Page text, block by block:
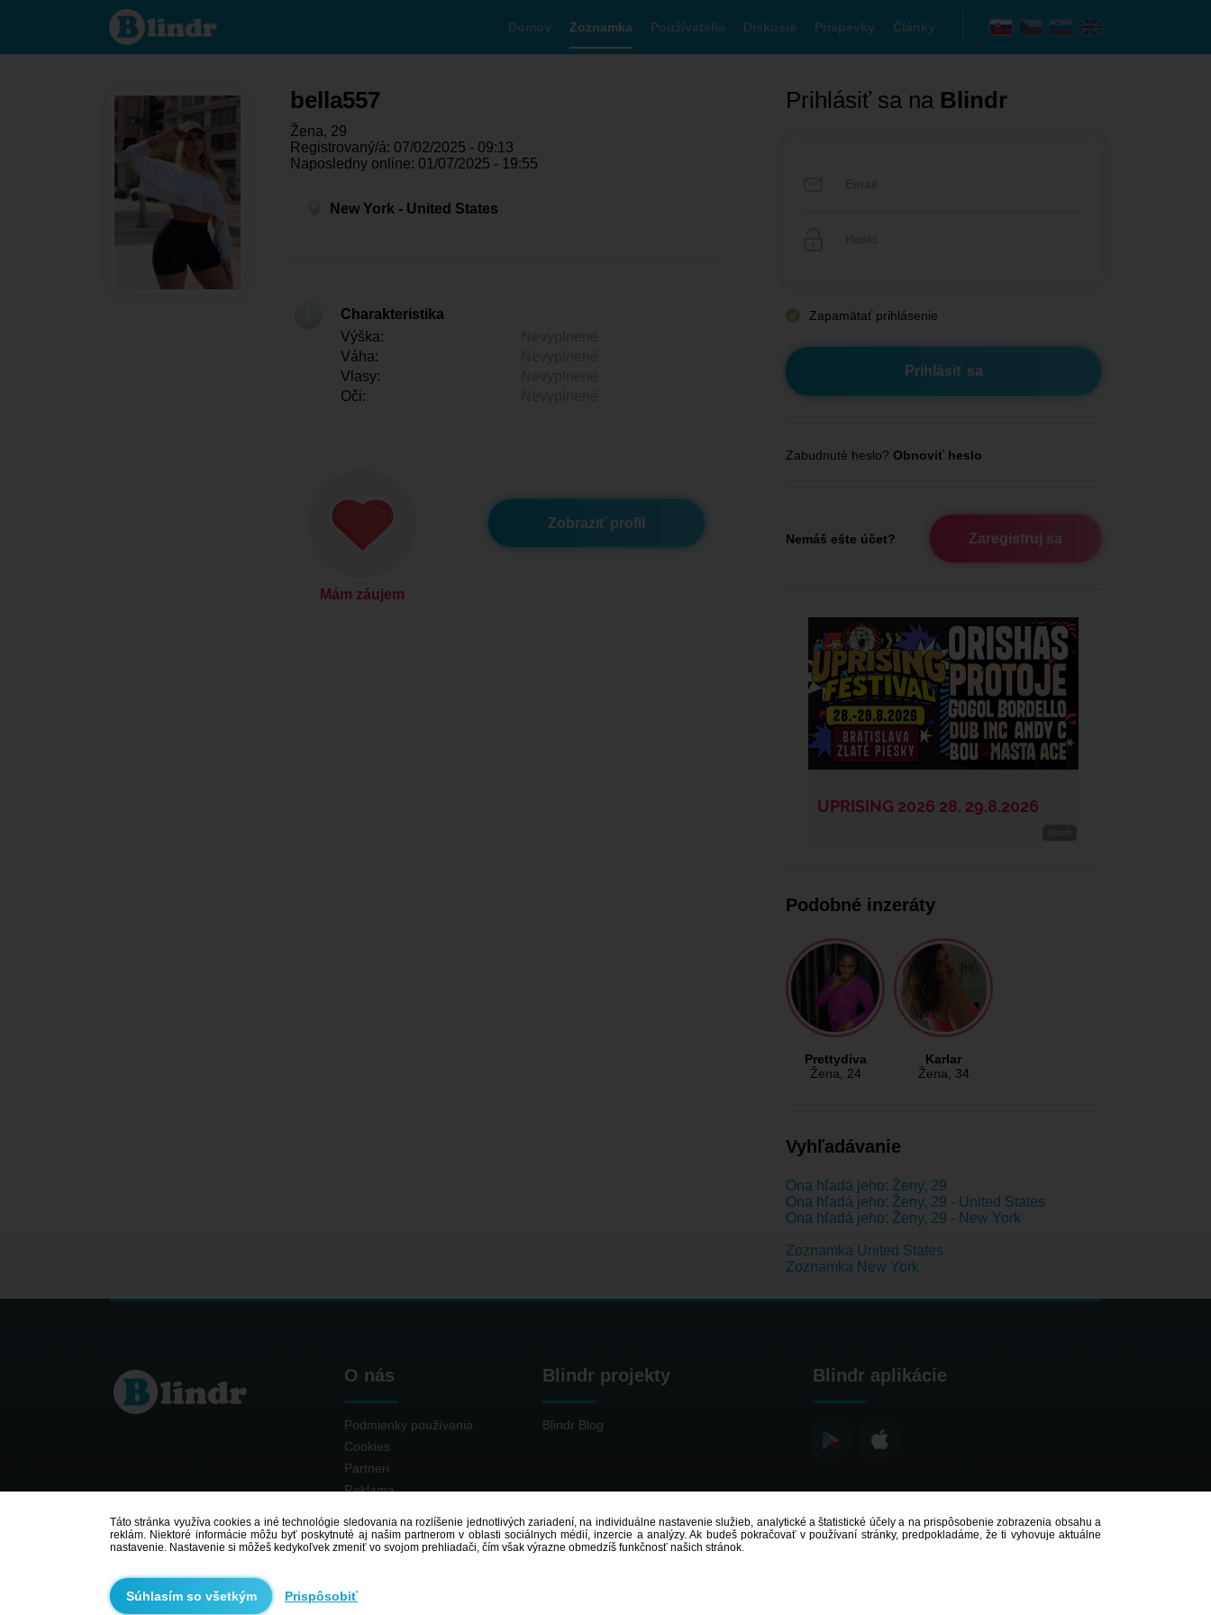
bella557
- Ona
hľadá
Domov Zoznamka Používatelia Diskusie Príspevky Články
bella557
Žena, 29
Registrovaný/á: 07/02/2025 - 09:13
Naposledny online: 01/07/2025 - 19:55
New York - United States
Charakteristika
Výška:
Váha:
Vlasy:
Oči:
Mám záujem
Zobraziť profil
Prihlásiť sa na Blindr
Zapamätať prihlásenie
Zabudnuté heslo? Obnoviť heslo
Nemáš ešte účet? Zaregistruj sa
Podobné inzeráty
Prettydiva
Žena, 24
Karlar
Žena, 34
Vyhľadávanie
Ona hľadá jeho: Ženy, 29
Ona hľadá jeho: Ženy, 29 - United States
Ona hľadá jeho: Ženy, 29 - New York
Zoznamka United States
Zoznamka New York
O nás
Podmienky používania
Cookies
Partneri
Reklama
Blindr projekty
Blindr Blog
Blindr aplikácie
Táto stránka využíva cookies a iné technológie sledovania na rozlíšenie jednotlivých zariadení, na individuálne nastavenie služieb, analytické a štatistické účely a na prispôsobenie zobrazenia obsahu a
reklám. Niektoré informácie môžu byť poskytnuté aj našim partnerom v oblasti sociálnych médií, inzercie a analýzy. Ak budeš pokračovať v používaní stránky, predpokladáme, že ti vyhovuje aktuálne
nastavenie. Nastavenie si môžeš kedykoľvek zmeniť vo svojom prehliadači, čím však výrazne obmedzíš funkčnosť našich stránok.
Prispôsobiť